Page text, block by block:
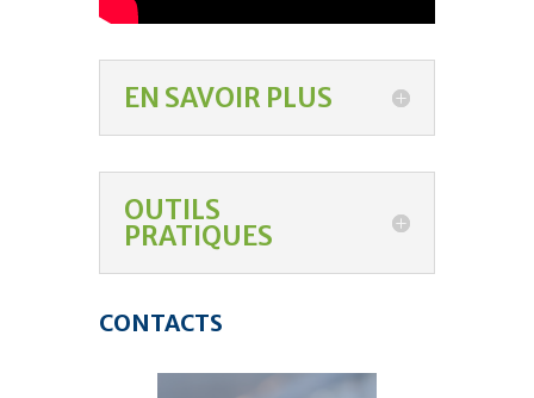
EN SAVOIR PLUS
OUTILS
PRATIQUES
CONTACTS